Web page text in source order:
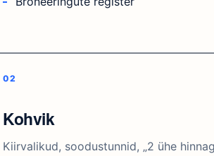
Kohvik
Kiirvalikud, soodustunnid, „2 ühe